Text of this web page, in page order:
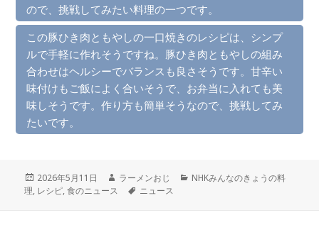
ので、挑戦してみたい料理の一つです。
この豚ひき肉ともやしの一口焼きのレシピは、シンプ
ルで手軽に作れそうですね。豚ひき肉ともやしの組み
合わせはヘルシーでバランスも良さそうです。甘辛い
味付けもご飯によく合いそうで、お弁当に入れても美
味しそうです。作り方も簡単そうなので、挑戦してみ
たいです。
投
稿
2026年5月11日
作
ラーメンおじ
カ
NHKみんなのきょうの料
理, レシピ,食のニュース
タ
ニュース